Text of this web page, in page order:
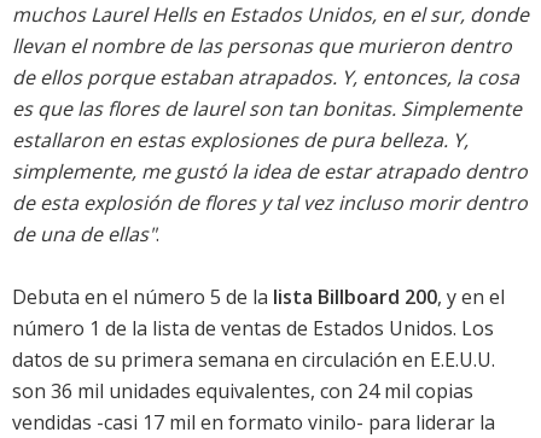
muchos Laurel Hells en Estados Unidos, en el sur, donde
llevan el nombre de las personas que murieron dentro
de ellos porque estaban atrapados. Y, entonces, la cosa
es que las flores de laurel son tan bonitas. Simplemente
estallaron en estas explosiones de pura belleza. Y,
simplemente, me gustó la idea de estar atrapado dentro
de esta explosión de flores y tal vez incluso morir dentro
de una de ellas".
Debuta en el número 5 de la lista Billboard 200, y en el
número 1 de la lista de ventas de Estados Unidos. Los
datos de su primera semana en circulación en E.E.U.U.
son 36 mil unidades equivalentes, con 24 mil copias
vendidas -casi 17 mil en formato vinilo- para liderar la